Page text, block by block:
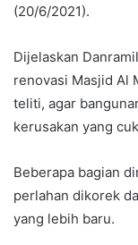
(20/6/2021).
Dijelaskan
renovasi Masjid Al
teliti, agar
kerusakan yang
Beberapa bagian
perlahan dikorek
yang lebih baru.